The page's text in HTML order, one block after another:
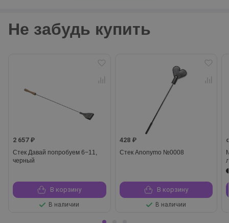
Не забудь купить
2 657 ₽
Стек Давай попробуем 6−11,
черный
В корзину
В наличии
428 ₽
Стек Anonymo №0008
В корзину
В наличии